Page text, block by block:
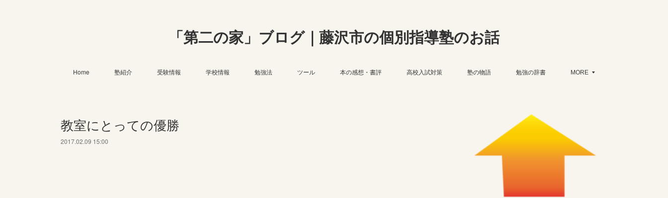
「第二の家」ブログ｜藤沢市の個別指導塾のお話
Home 塾紹介 受験情報 学校情報 勉強法 ツール 本の感想・書評 高校入試対策 塾の物語 勉強の辞書 MORE
教室にとっての優勝
2017.02.09 15:00